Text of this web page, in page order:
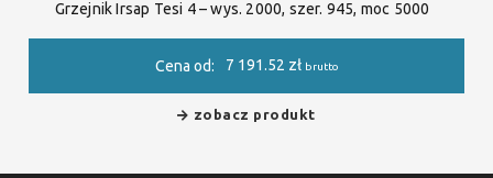
Grzejnik Irsap Tesi 4 – wys. 2000, szer. 945, moc 5000
Cena od: 7 191.52 zł brutto
zobacz produkt